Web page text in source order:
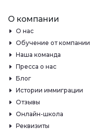
О компании
О нас
Обучение от компании
Наша команда
Пресса о нас
Блог
Истории иммиграции
Отзывы
Онлайн-школа
Реквизиты